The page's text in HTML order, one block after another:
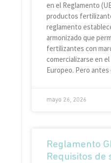
en el Reglamento
productos
reglamento
armonizado que
fertilizantes con
comercializarse en
Europeo. Pero antes
mayo 26, 2026
Reglamento
Requisitos de